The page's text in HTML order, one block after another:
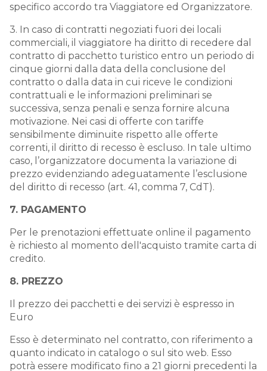
specifico accordo tra Viaggiatore ed Organizzatore.
3. In caso di contratti negoziati fuori dei locali
commerciali, il viaggiatore ha diritto di recedere dal
contratto di pacchetto turistico entro un periodo di
cinque giorni dalla data della conclusione del
contratto o dalla data in cui riceve le condizioni
contrattuali e le informazioni preliminari se
successiva, senza penali e senza fornire alcuna
motivazione. Nei casi di offerte con tariffe
sensibilmente diminuite rispetto alle offerte
correnti, il diritto di recesso è escluso. In tale ultimo
caso, l’organizzatore documenta la variazione di
prezzo evidenziando adeguatamente l’esclusione
del diritto di recesso (art. 41, comma 7, CdT).
7. PAGAMENTO
Per le prenotazioni effettuate online il pagamento
è richiesto al momento dell'acquisto tramite carta di
credito.
8. PREZZO
Il prezzo dei pacchetti e dei servizi è espresso in
Euro
Esso è determinato nel contratto, con riferimento a
quanto indicato in catalogo o sul sito web. Esso
potrà essere modificato fino a 21 giorni precedenti la